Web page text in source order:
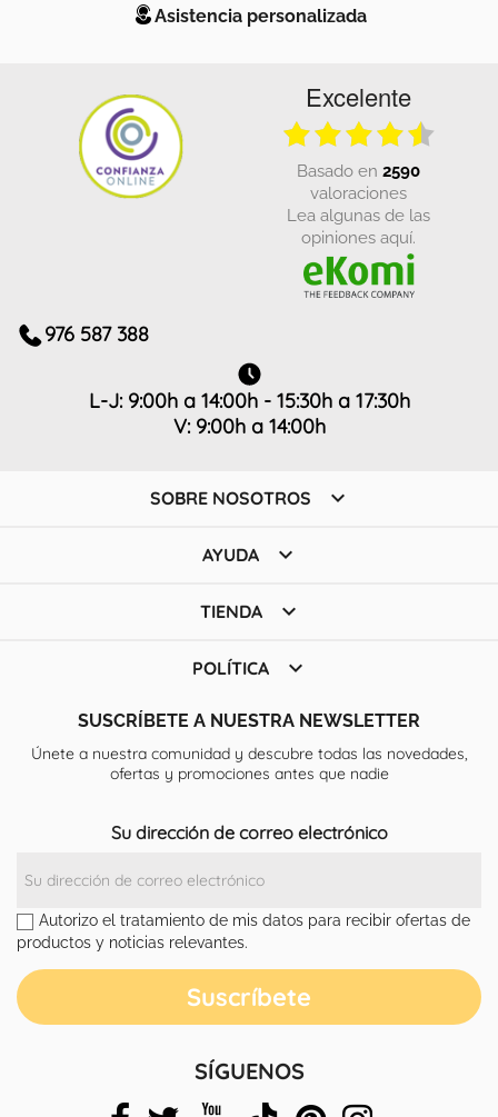
Asistencia personalizada
Excelente
basado en 2590
valoraciones
Lea algunas de las
opiniones aquí.
976 587 388
L-J: 9:00h a 14:00h - 15:30h a 17:30h
V: 9:00h a 14:00h
SOBRE NOSOTROS 
AYUDA 
TIENDA 
POLÍTICA 
SUSCRÍBETE A NUESTRA NEWSLETTER
Únete a nuestra comunidad y descubre todas las novedades,
ofertas y promociones antes que nadie
Su dirección de correo electrónico
Autorizo el tratamiento de mis datos para recibir ofertas de
productos y noticias relevantes.
SÍGUENOS